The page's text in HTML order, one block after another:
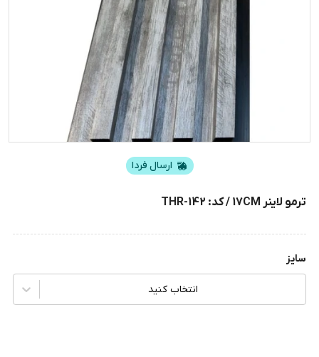
ارسال فردا
ترمو لاینر 17CM / کد: THR-142
سایز
انتخاب کنید